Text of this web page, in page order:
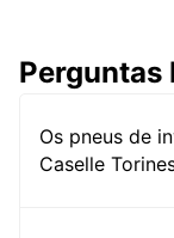
Perguntas
Os pneus de
Caselle